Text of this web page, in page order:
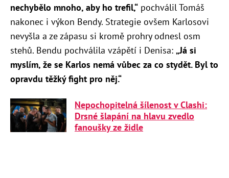
nechybělo mnoho, aby ho trefil,“ pochválil Tomáš
nakonec i výkon Bendy. Strategie ovšem Karlosovi
nevyšla a ze zápasu si kromě prohry odnesl osm
stehů. Bendu pochválila vzápětí i Denisa: „Já si
myslím, že se Karlos nemá vůbec za co stydět. Byl to
opravdu těžký fight pro něj.“
Nepochopitelná šílenost v Clashi:
Drsné šlapání na hlavu zvedlo
fanoušky ze židle